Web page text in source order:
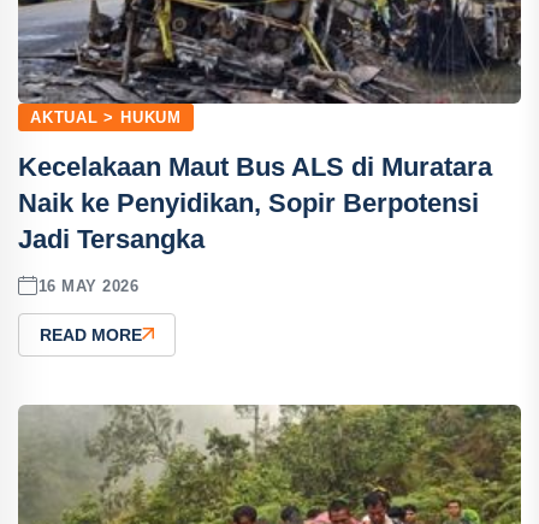
AKTUAL > HUKUM
Kecelakaan Maut Bus ALS di Muratara
Naik ke Penyidikan, Sopir Berpotensi
Jadi Tersangka
16 MAY 2026
READ MORE